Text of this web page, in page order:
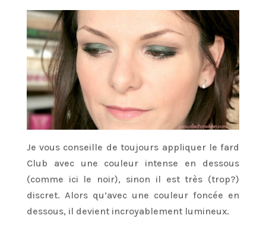
Je vous conseille de toujours appliquer le fard
Club avec une couleur intense en dessous
(comme ici le noir), sinon il est très (trop?)
discret. Alors qu’avec une couleur foncée en
dessous, il devient incroyablement lumineux.